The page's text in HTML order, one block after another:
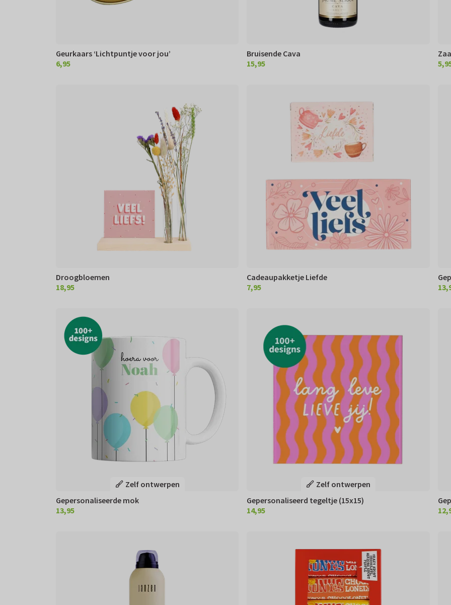
Geurkaars ‘Lichtpuntje voor jou’
€ 6,95
6,95
Bruisende Cava
€ 15,95
15,95
€
Droogbloemen
€ 18,95
18,95
Cadeaupakketje Liefde
€ 7,95
7,95
€
Zelf ontwerpen
Gepersonaliseerde mok
€ 13,95
13,95
Zelf ontwerpen
Gepersonaliseerd tegeltje (15x15)
€ 14,95
14,95
€